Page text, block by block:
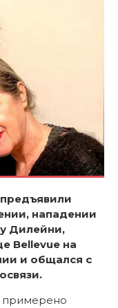
нападении
Дилейни,
Bellevue на
и общался с
примерено